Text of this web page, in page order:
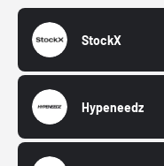
StockX
Hypeneedz